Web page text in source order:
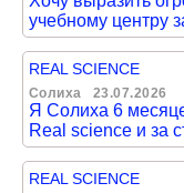
учебному центру
REAL SCIENCE
Солиха 23.07.2026
Я Солиха 6
Real science и за
REAL SCIENCE